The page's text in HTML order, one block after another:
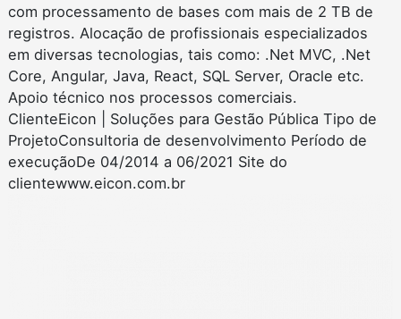
com processamento de bases com mais de 2 TB de
registros. Alocação de profissionais especializados
em diversas tecnologias, tais como: .Net MVC, .Net
Core, Angular, Java, React, SQL Server, Oracle etc.
Apoio técnico nos processos comerciais.
ClienteEicon | Soluções para Gestão Pública Tipo de
ProjetoConsultoria de desenvolvimento Período de
execuçãoDe 04/2014 a 06/2021 Site do
clientewww.eicon.com.br